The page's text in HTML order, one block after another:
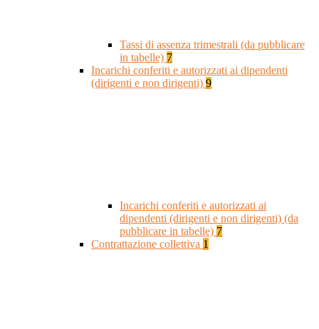
Tassi di assenza trimestrali (da pubblicare
in tabelle) 7
Incarichi conferiti e autorizzati ai dipendenti
(dirigenti e non dirigenti) 9
Incarichi conferiti e autorizzati ai
dipendenti (dirigenti e non dirigenti) (da
pubblicare in tabelle) 7
Contrattazione collettiva 1